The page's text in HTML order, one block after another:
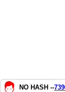
NO HASH --